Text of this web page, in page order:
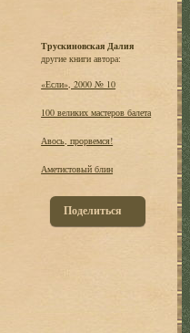
Трускиновская Далия
другие книги автора:
«Если», 2000 № 10
100 великих мастеров балета
Авось, прорвемся!
Аметистовый блин
Поделиться